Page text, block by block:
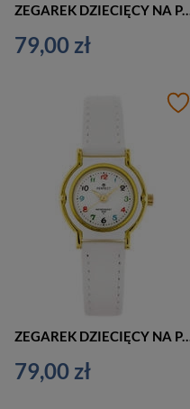
ZEGAREK DZIECIĘCY NA PASKU BIAŁY PERFECT L248 - KOMUNIJNY (zp968f)
79,00 zł
ZEGAREK DZIECIĘCY NA PASKU BIAŁY
79,00 zł